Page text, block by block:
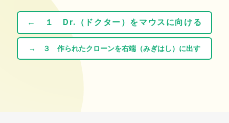
← １ Dr.（ドクター）をマウスに向ける
→ ３ 作られたクローンを右端（みぎはし）に出す